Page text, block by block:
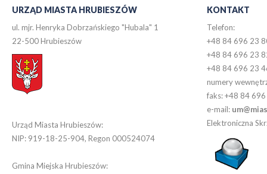
URZĄD MIASTA HRUBIESZÓW
ul. mjr. Henryka Dobrzańskiego "Hubala" 1
22-500 Hrubieszów
Urząd Miasta Hrubieszów:
NIP: 919-18-25-904, Regon 000524074
Gmina Miejska Hrubieszów:
KONTAKT
Telefon:
+48 84 696 23
+48 84 696 23
+48 84 696 23
numery
faks: +48 84
e-mail:
Elektroniczna